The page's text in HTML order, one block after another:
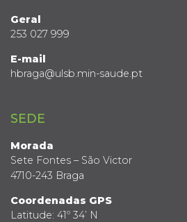
Geral
253 027 999
E-mail
hbraga@ulsb.min-saude.pt
SEDE
Morada
Sete Fontes – São Victor
4710-243 Braga
Coordenadas GPS
Latitude: 41º 34’ N